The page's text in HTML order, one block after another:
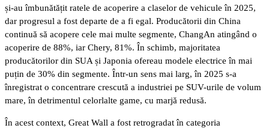
și-au îmbunătățit ratele de acoperire a claselor de vehicule în 2025,
dar progresul a fost departe de a fi egal. Producătorii din China
continuă să acopere cele mai multe segmente, ChangAn atingând o
acoperire de 88%, iar Chery, 81%. În schimb, majoritatea
producătorilor din SUA și Japonia ofereau modele electrice în mai
puțin de 30% din segmente. Într-un sens mai larg, în 2025 s-a
înregistrat o concentrare crescută a industriei pe SUV-urile de volum
mare, în detrimentul celorlalte game, cu marjă redusă.
În acest context, Great Wall a fost retrogradat în categoria